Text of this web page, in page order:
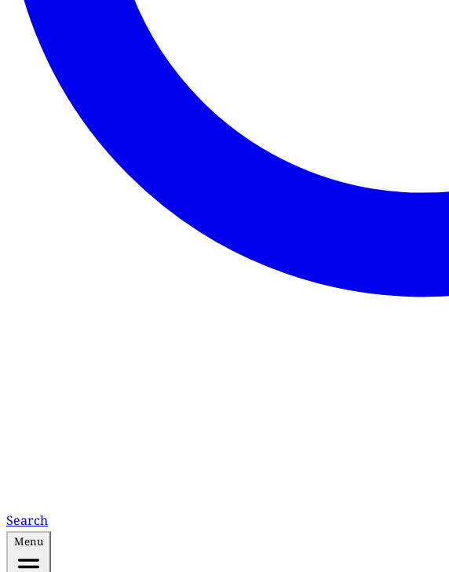
Search
Menu